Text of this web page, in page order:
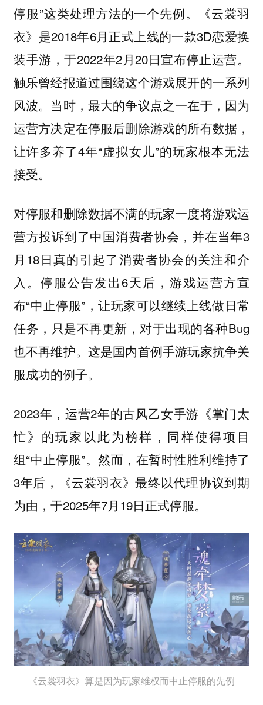
停服”这类处理方法的一个先例。《云裳羽
衣》是2018年6月正式上线的一款3D恋爱换
装手游，于2022年2月20日宣布停止运营。
触乐曾经报道过围绕这个游戏展开的一系列
风波。当时，最大的争议点之一在于，因为
运营方决定在停服后删除游戏的所有数据，
让许多养了4年“虚拟女儿”的玩家根本无法
接受。
对停服和删除数据不满的玩家一度将游戏运
营方投诉到了中国消费者协会，并在当年3
月18日真的引起了消费者协会的关注和介
入。停服公告发出6天后，游戏运营方宣
布“中止停服”，让玩家可以继续上线做日常
任务，只是不再更新，对于出现的各种Bug
也不再维护。这是国内首例手游玩家抗争关
服成功的例子。
2023年，运营2年的古风乙女手游《掌门太
忙》的玩家以此为榜样，同样使得项目
组“中止停服”。然而，在暂时性胜利维持了
3年后，《云裳羽衣》最终以代理协议到期
为由，于2025年7月19日正式停服。
《云裳羽衣》算是因为玩家维权而中止停服的先例